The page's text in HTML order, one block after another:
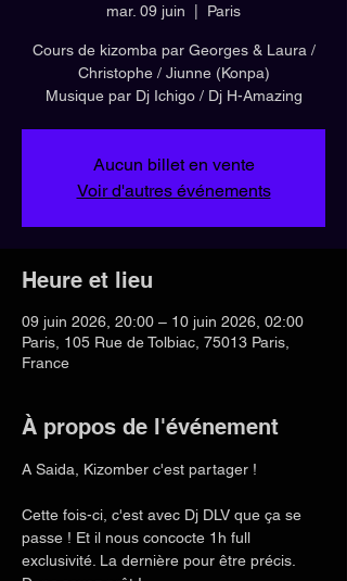
mar. 09 juin Paris
Cours de kizomba par Georges & Laura /
Christophe / Jiunne (Konpa)
Musique par Dj Ichigo / Dj H-Amazing
Aucun billet en vente
Voir d'autres événements
Heure et lieu
09 juin 2026, 20:00 – 10 juin 2026, 02:00
Paris, 105 Rue de Tolbiac, 75013 Paris,
France
À propos de l'événement
A Saida, Kizomber c'est partager !
Cette fois-ci, c'est avec Dj DLV que ça se
passe ! Et il nous concocte 1h full
exclusivité. La dernière pour être précis.